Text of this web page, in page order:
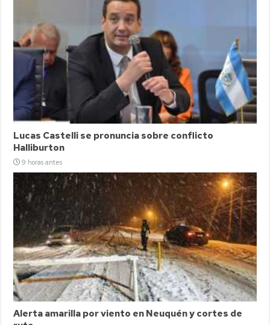
Lucas Castelli se pronuncia sobre conflicto
Halliburton
9 horas antes
Alerta amarilla por viento en Neuquén y cortes de